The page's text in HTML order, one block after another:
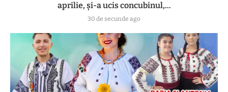
aprilie, şi-a ucis concubinul,...
30 de secunde ago